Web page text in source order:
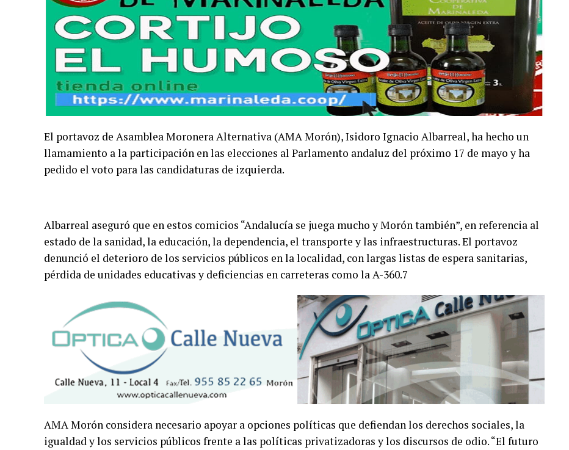
El portavoz de Asamblea Moronera Alternativa (AMA Morón), Isidoro Ignacio Albarreal, ha hecho un
llamamiento a la participación en las elecciones al Parlamento andaluz del próximo 17 de mayo y ha
pedido el voto para las candidaturas de izquierda.
Albarreal aseguró que en estos comicios “Andalucía se juega mucho y Morón también”, en referencia al
estado de la sanidad, la educación, la dependencia, el transporte y las infraestructuras. El portavoz
denunció el deterioro de los servicios públicos en la localidad, con largas listas de espera sanitarias,
pérdida de unidades educativas y deficiencias en carreteras como la A-360.7
AMA Morón considera necesario apoyar a opciones políticas que defiendan los derechos sociales, la
igualdad y los servicios públicos frente a las políticas privatizadoras y los discursos de odio. “El futuro